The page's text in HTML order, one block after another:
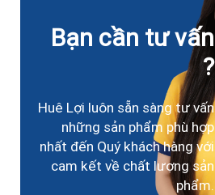
Bạn cần tư vấn
?
Huê Lợi luôn sẵn sàng tư vấn
những sản phẩm phù hợp
nhất đến Quý khách hàng với
cam kết về chất lượng sản
phẩm.